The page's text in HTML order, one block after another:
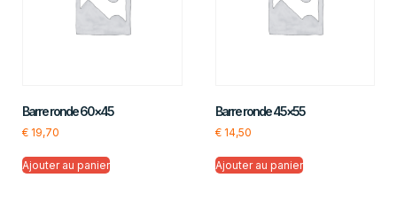
Barre ronde 60×45
€ 19,70
Ajouter au panier
Barre ronde 45×55
€14,50
Ajouter au panier